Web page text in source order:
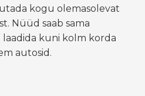
kogu olemasolevat
Nüüd saab sama
kuni kolm korda
autosid.